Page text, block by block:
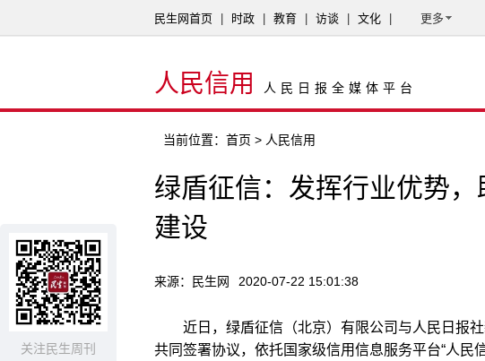
关注民生周刊
民生网首页 时政 教育 访谈 文化 更多
人民信用 人民日报全媒体平台
当前位置： 首页 > 人民信用
绿盾征信：发挥行业优势，
建设
来源：民生网 2020-07-22 15:01:38
近日，绿盾征信（北京）有限公司与人民日报
共同签署协议，依托国家级信用信息服务平台“人民